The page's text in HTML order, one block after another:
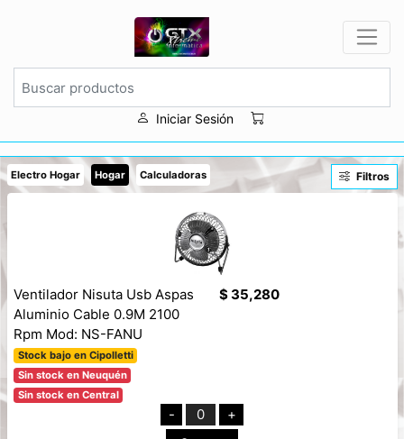
Iniciar Sesión
Electro Hogar Hogar Calculadoras Filtros
Ventilador Nisuta Usb Aspas
Aluminio Cable 0.9M 2100
Rpm Mod: NS-FANU
Stock bajo en Cipolletti
Sin stock en Neuquén
Sin stock en Central
$ 35,280
- 0 +